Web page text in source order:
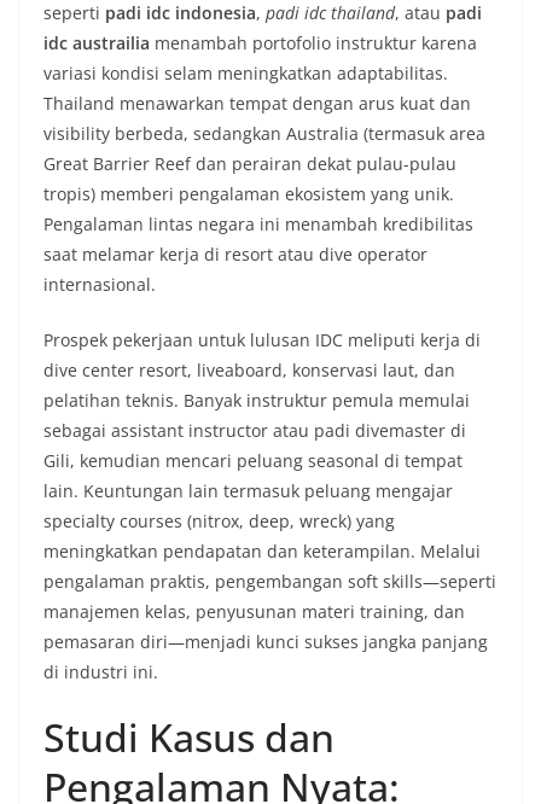
seperti padi idc indonesia, padi idc thailand, atau padi
idc austrailia menambah portofolio instruktur karena
variasi kondisi selam meningkatkan adaptabilitas.
Thailand menawarkan tempat dengan arus kuat dan
visibility berbeda, sedangkan Australia (termasuk area
Great Barrier Reef dan perairan dekat pulau-pulau
tropis) memberi pengalaman ekosistem yang unik.
Pengalaman lintas negara ini menambah kredibilitas
saat melamar kerja di resort atau dive operator
internasional.
Prospek pekerjaan untuk lulusan IDC meliputi kerja di
dive center resort, liveaboard, konservasi laut, dan
pelatihan teknis. Banyak instruktur pemula memulai
sebagai assistant instructor atau padi divemaster di
Gili, kemudian mencari peluang seasonal di tempat
lain. Keuntungan lain termasuk peluang mengajar
specialty courses (nitrox, deep, wreck) yang
meningkatkan pendapatan dan keterampilan. Melalui
pengalaman praktis, pengembangan soft skills—seperti
manajemen kelas, penyusunan materi training, dan
pemasaran diri—menjadi kunci sukses jangka panjang
di industri ini.
Studi Kasus dan
Pengalaman Nyata: